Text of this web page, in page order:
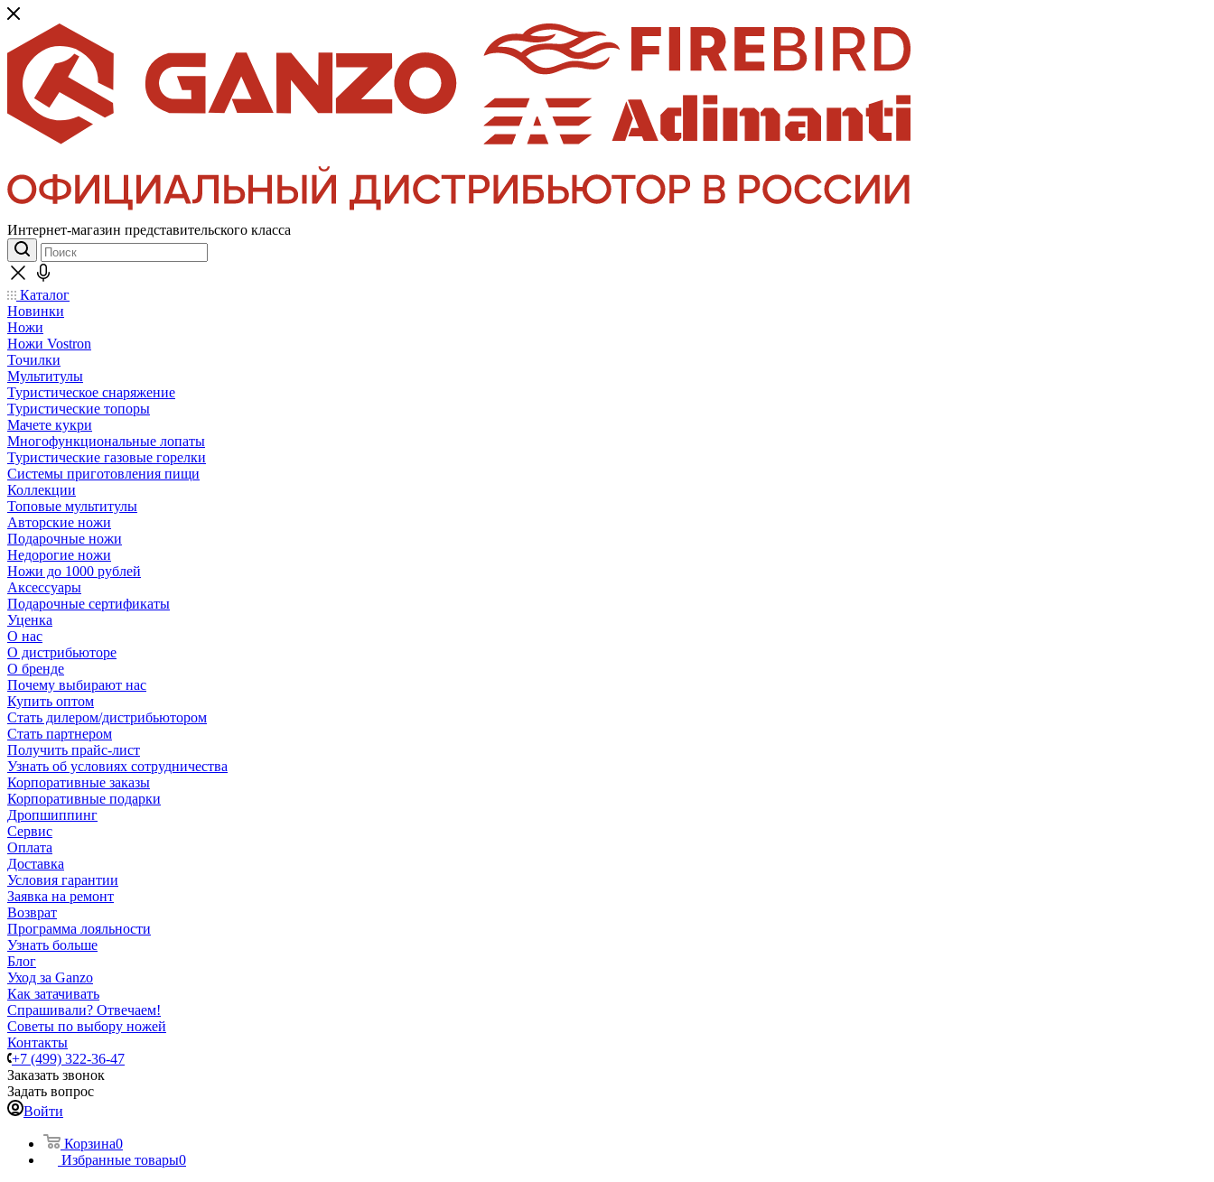
Интернет-магазин представительского класса
Каталог
Новинки
Ножи
Ножи Vostron
Точилки
Мультитулы
Туристическое снаряжение
Туристические топоры
Мачете кукри
Многофункциональные лопаты
Туристические газовые горелки
Системы приготовления пищи
Коллекции
Топовые мультитулы
Авторские ножи
Подарочные ножи
Недорогие ножи
Ножи до 1000 рублей
Аксессуары
Подарочные сертификаты
Уценка
О нас
О дистрибьюторе
О бренде
Почему выбирают нас
Купить оптом
Стать дилером/дистрибьютором
Стать партнером
Получить прайс-лист
Узнать об условиях сотрудничества
Корпоративные заказы
Корпоративные подарки
Дропшиппинг
Сервис
Оплата
Доставка
Условия гарантии
Заявка на ремонт
Возврат
Программа лояльности
Узнать больше
Блог
Уход за Ganzo
Как затачивать
Спрашивали? Отвечаем!
Советы по выбору ножей
Контакты
+7 (499) 322-36-47
Заказать звонок
Задать вопрос
Войти
Корзина0
Избранные товары0